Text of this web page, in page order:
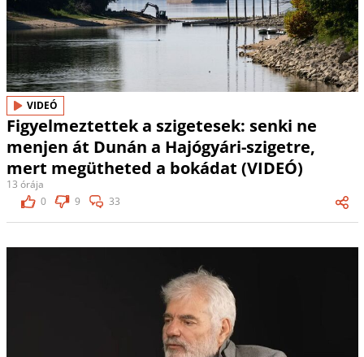
VIDEÓ
Figyelmeztettek a szigetesek: senki ne
menjen át Dunán a Hajógyári-szigetre,
mert megütheted a bokádat (VIDEÓ)
13 órája
0
9 33